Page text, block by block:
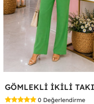
0 Değerlendirme